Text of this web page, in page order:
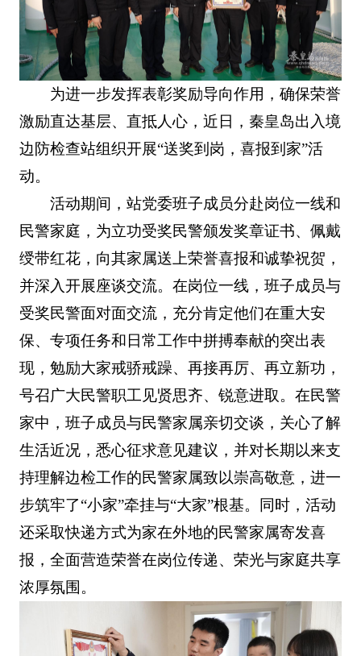
为进一步发挥表彰奖励导向作用，确保荣誉
激励直达基层、直抵人心，近日，秦皇岛出入境
边防检查站组织开展“送奖到岗，喜报到家”活
动。
活动期间，站党委班子成员分赴岗位一线和
民警家庭，为立功受奖民警颁发奖章证书、佩戴
绶带红花，向其家属送上荣誉喜报和诚挚祝贺，
并深入开展座谈交流。在岗位一线，班子成员与
受奖民警面对面交流，充分肯定他们在重大安
保、专项任务和日常工作中拼搏奉献的突出表
现，勉励大家戒骄戒躁、再接再厉、再立新功，
号召广大民警职工见贤思齐、锐意进取。在民警
家中，班子成员与民警家属亲切交谈，关心了解
生活近况，悉心征求意见建议，并对长期以来支
持理解边检工作的民警家属致以崇高敬意，进一
步筑牢了“小家”牵挂与“大家”根基。同时，活动
还采取快递方式为家在外地的民警家属寄发喜
报，全面营造荣誉在岗位传递、荣光与家庭共享
浓厚氛围。